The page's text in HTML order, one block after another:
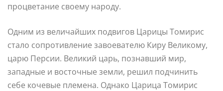
процветание своему народу.
Одним из величайших подвигов Царицы Томирис
стало сопротивление завоевателю Киру Великому,
царю Персии. Великий царь, познавший мир,
западные и восточные земли, решил подчинить
себе кочевые племена. Однако Царица Томирис